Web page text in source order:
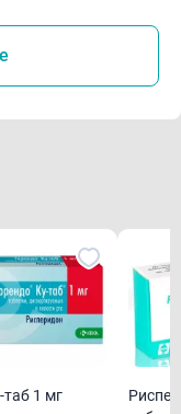
таб 1 мг